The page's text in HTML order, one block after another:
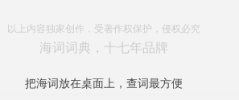
以上内容独家创作，受著作权保护，侵权必究
海词词典，十七年品牌
把海词放在桌面上，查词最方便